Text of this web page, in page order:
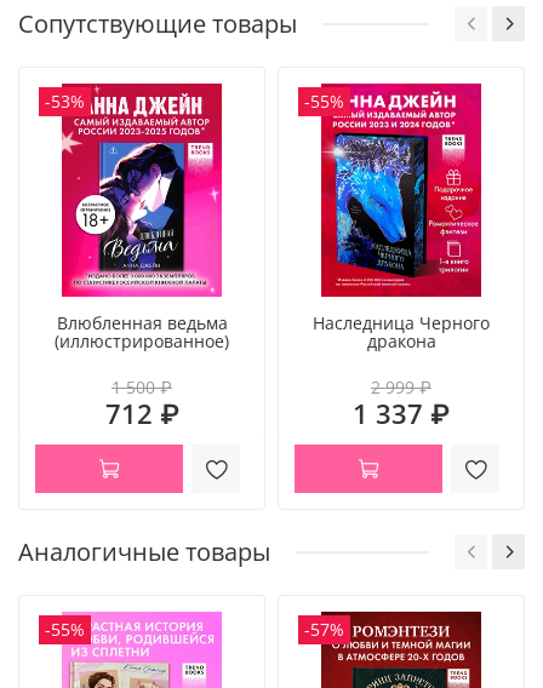
Сопутствующие товары
-53%
Влюбленная ведьма
(иллюстрированное)
1 500 ₽
712 ₽
-55%
Наследница Черного
дракона
2 999 ₽
1 337 ₽
Аналогичные товары
-55% -57%